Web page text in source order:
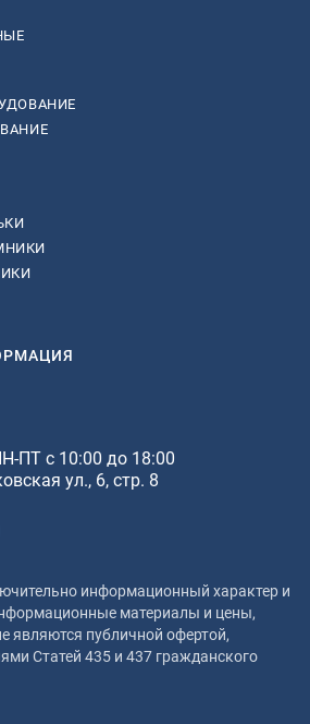
ПТ с 10:00 до 18:00
ул., 6, стр. 8
информационный характер и
материалы и цены,
являются публичной офертой,
Статей 435 и 437 гражданского